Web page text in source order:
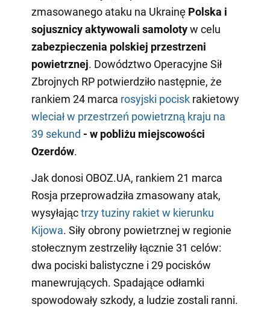
zmasowanego ataku na Ukrainę Polska i
sojusznicy aktywowali samolotyw celu
zabezpieczenia polskiej przestrzeni
powietrznej. Dowództwo Operacyjne Sił
Zbrojnych RP potwierdziło następnie, że
rankiem 24 marca rosyjski pociskrakietowy
wleciał w przestrzeń powietrzną kraju na
39 sekund - w pobliżu miejscowości
Ozerdów.
Jak donosi OBOZ.UA, rankiem 21 marca
Rosja przeprowadziła zmasowany atak,
wysyłająctrzy tuziny rakiet w kierunku
Kijowa. Siły obrony powietrznej w regionie
stołecznym zestrzeliły łącznie 31 celów:
dwa pociski balistyczne i 29 pocisków
manewrujących. Spadające odłamki
spowodowały szkody, a ludzie zostali ranni.